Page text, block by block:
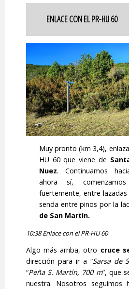
ENLACE CON EL PR-HU 60
Muy pronto (km 3,4),
HU 60 que viene de
Nuez. Continuamos
ahora sí,
fuertemente, entre
senda entre pinos por la
de San Martín.
10:38 Enlace con el PR-HU 60
Algo más arriba, otro cruce
dirección para ir a “Sarsa de
“Peña S. Martín, 700 m”, que
nuestra. Nosotros seguimos